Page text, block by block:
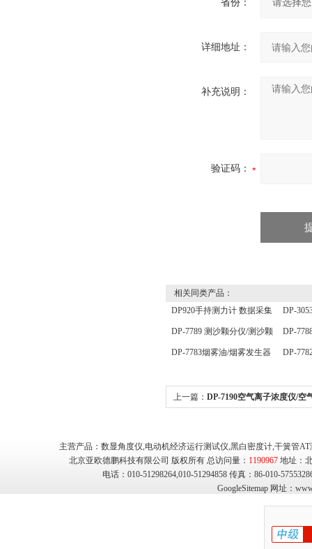
省份：
详细地址：
补充说明：
验证码：
相关同类产品：
DP920手持测力计 数据采集
分析仪 压力传感器仪表
DP-
定仪 有
DP-7789 测沙颗分仪/测沙颗
分仪/ 测沙颗检测仪
DP-
温度测
DP-7783烟雾油/烟雾发生器
DP-
上一篇： DP-7190空气离子浓度仪/空
主营产品：数显角度仪,电动机经济运行测试仪,黑白密度计,干簧管
北京亚欧德鹏科技有限公司 版权所有 总访问量： 1190967地址：
电话：010-51298264,010-51294858 传真：86-010-
GoogleSitemap网址：